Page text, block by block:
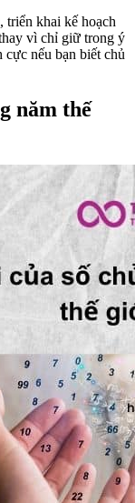
triển khai kế hoạch
vì chỉ giữ trong ý
nếu bạn biết chủ
năm thế